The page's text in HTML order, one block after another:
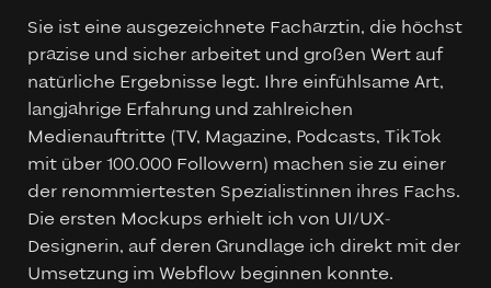
Sie ist eine ausgezeichnete Fachärztin, die höchst
präzise und sicher arbeitet und großen Wert auf
natürliche Ergebnisse legt. Ihre einfühlsame Art,
langjährige Erfahrung und zahlreichen
Medienauftritte (TV, Magazine, Podcasts, TikTok
mit über 100.000 Followern) machen sie zu einer
der renommiertesten Spezialistinnen ihres Fachs.
Die ersten Mockups erhielt ich von UI/UX-
Designerin, auf deren Grundlage ich direkt mit der
Umsetzung im Webflow beginnen konnte.